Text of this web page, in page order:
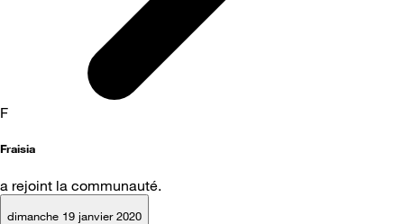
F
Fraisia
a rejoint la communauté.
dimanche 19 janvier 2020